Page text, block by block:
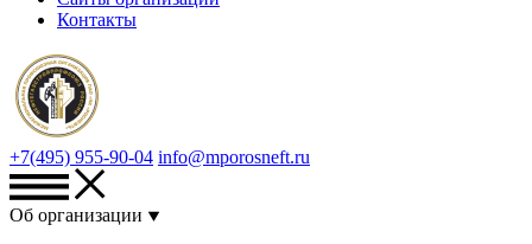
Контакты
+7(495) 955-90-04 info@mporosneft.ru
Об организации